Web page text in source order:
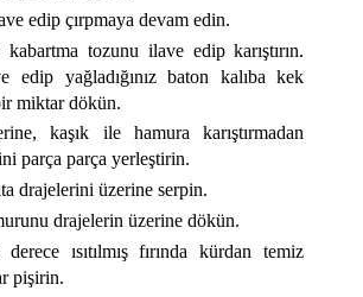
edip çırpmaya devam edin.
tozunu ilave edip karıştırın.
edip yağladığınız baton kalıba kek
miktar dökün.
kaşık ile hamura karıştırmadan
parça parça yerleştirin.
drajelerini üzerine serpin.
drajelerin üzerine dökün.
ısıtılmış fırında kürdan temiz
pişirin.